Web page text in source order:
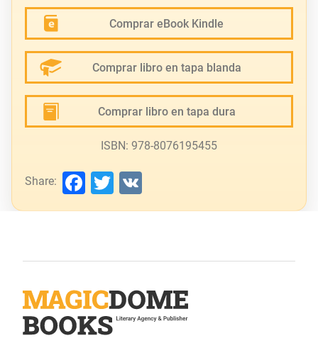
Comprar eBook Kindle
Comprar libro en tapa blanda
Comprar libro en tapa dura
ISBN: 978-8076195455
Share: Facebook
Twitter